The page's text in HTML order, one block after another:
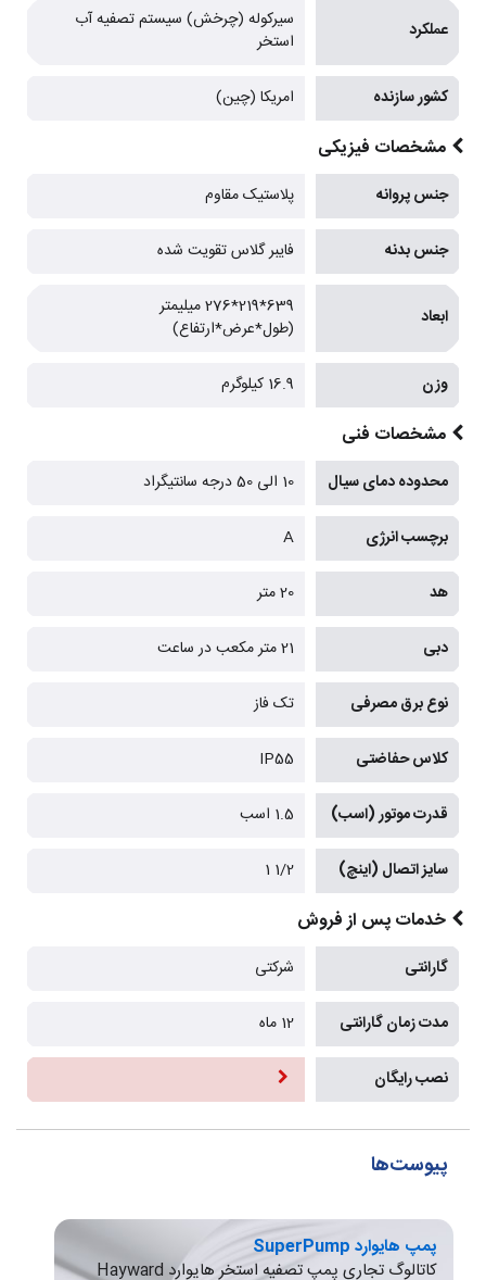
عملکرد
سیرکوله (چرخش) سیستم تصفیه آب
استخر
کشور سازنده امریکا (چین)
مشخصات فیزیکی
جنس پروانه پلاستیک مقاوم
جنس بدنه فایبر گلاس تقویت شده
ابعاد
639*219*276 میلیمتر
(طول*عرض*ارتفاع)
وزن 16.9 کیلوگرم
مشخصات فنی
محدوده دمای سیال 10 الی 50 درجه سانتیگراد
برچسب انرژی A
هد 20 متر
دبی 21 متر مکعب در ساعت
نوع برق مصرفی تک فاز
کلاس حفاضتی IP55
قدرت موتور (اسب) 1.5 اسب
سایز اتصال (اینچ) 1/2 1
خدمات پس از فروش
گارانتی شرکتی
مدت زمان گارانتی 12 ماه
نصب رایگان
پیوست‌ها
پمپ هایوارد SuperPump
کاتالوگ تجاری پمپ تصفیه استخر هایوارد Hayward